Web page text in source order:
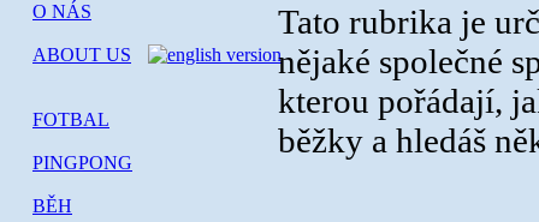
O NÁS
ABOUT US
FOTBAL
PINGPONG
BĚH
Tato rubrika je
nějaké společné
kterou pořádají,
běžky a hledáš